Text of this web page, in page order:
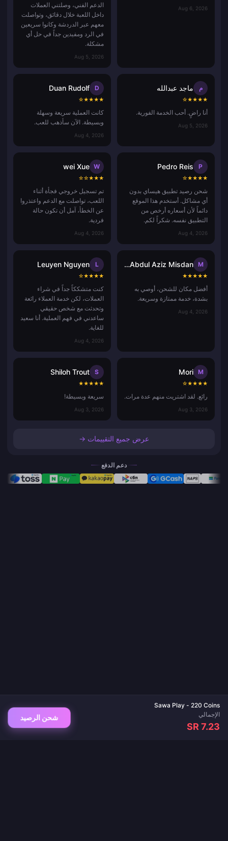
Sawa Play - 220 Coins
الإجمالي
SR 7.23
شحن الرصيد
Aug 6, 2026
الدعم الفني، وصلتني العملات
داخل اللعبة خلال دقائق، وتواصلت
معهم عبر الدردشة وكانوا سريعين
في الرد ومفيدين جداً في حل أي
مشكلة.
Aug 5, 2026
م ماجد عبدالله
★
★
★
★
☆
أنا راضٍ. أحب الخدمة الفورية.
Aug 5, 2026
D
Duan Rudolf
★
★
★
★
☆
كانت العملية سريعة وسهلة
وبسيطة. الآن سأذهب للعب.
Aug 4, 2026
P
Pedro Reis
★
★
★
★
☆
شحن رصيد تطبيق هيساي بدون
أي مشاكل. أستخدم هذا الموقع
دائماً لأن أسعاره أرخص من
التطبيق نفسه. شكراً لكم.
Aug 4, 2026
W
wei Xue
★
★
★
☆
☆
تم تسجيل خروجي فجأة أثناء
اللعب، تواصلت مع الدعم واعتذروا
عن الخطأ، آمل أن تكون حالة
فردية.
Aug 4, 2026
M
Muhammad Abdul Aziz Misdan
★
★
★
★
★
أفضل مكان للشحن، أوصي به
بشدة، خدمة ممتازة وسريعة.
Aug 4, 2026
L
Leuyen Nguyen
★
★
★
★
☆
كنت متشككاً جداً في شراء
العملات، لكن خدمة العملاء رائعة
وتحدثت مع شخص حقيقي
ساعدني في فهم العملية. أنا سعيد
للغاية.
Aug 4, 2026
M
Mori
★
★
★
★
☆
رائع. لقد اشتريت منهم عدة مرات.
Aug 3, 2026
S
Shiloh Trout
★
★
★
★
★
سريعة وبسيطة!
Aug 3, 2026
عرض جميع التقييمات →
دعم الدفع